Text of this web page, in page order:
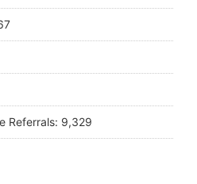
Referrals: 9,329